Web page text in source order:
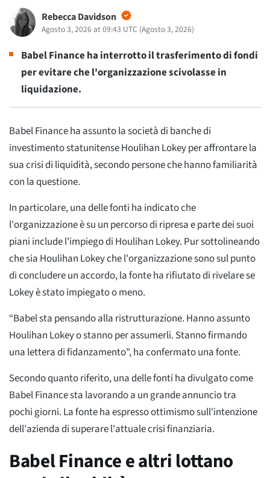
Rebecca Davidson
Agosto 3, 2026 at 09:43 UTC (Agosto 3, 2026)
Babel Finance ha interrotto il trasferimento di fondi
per evitare che l'organizzazione scivolasse in
liquidazione.
Babel Finance ha assunto la società di banche di
investimento statunitense Houlihan Lokey per affrontare la
sua crisi di liquidità, secondo persone che hanno familiarità
con la questione.
In particolare, una delle fonti ha indicato che
l'organizzazione è su un percorso di ripresa e parte dei suoi
piani include l'impiego di Houlihan Lokey. Pur sottolineando
che sia Houlihan Lokey che l'organizzazione sono sul punto
di concludere un accordo, la fonte ha rifiutato di rivelare se
Lokey è stato impiegato o meno.
“Babel sta pensando alla ristrutturazione. Hanno assunto
Houlihan Lokey o stanno per assumerli. Stanno firmando
una lettera di fidanzamento", ha confermato una fonte.
Secondo quanto riferito, una delle fonti ha divulgato come
Babel Finance sta lavorando a un grande annuncio tra
pochi giorni. La fonte ha espresso ottimismo sull'intenzione
dell'azienda di superare l'attuale crisi finanziaria.
Babel Finance e altri lottano